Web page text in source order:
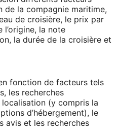
de la compagnie maritime,
de croisière, le prix par
l’origine, la note
la durée de la croisière et
fonction de facteurs tels
les recherches
(y compris la
d’hébergement), le
avis et les recherches